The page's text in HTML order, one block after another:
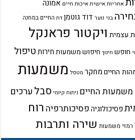
אחריות אישיתאיכות חיים אמונה
בני נוער דוד גוטמן דת החיים במחנה
עצמית ויקטור פראנקל
חופש חינוך חיפוש משמעותחירותטיפול
החייםמחקר מטפל משמעות
משמעות החיים ניתוח קיומי סבלערכים
פסיכולוגיהפסיכותרפיה רוח
רמזי משמעות שירה ותרבות